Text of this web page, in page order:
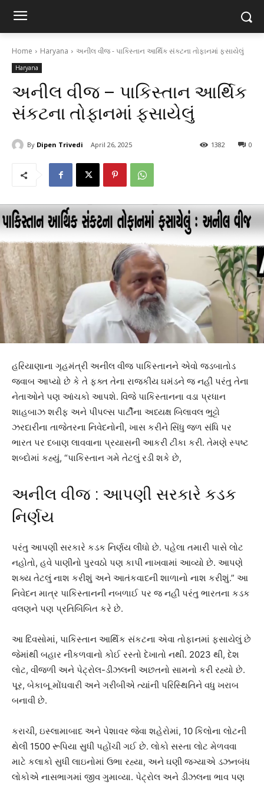
Home Haryana અનીલ વીજ - પાકિસ્તાન આર્થિક સંકટના તોફાનમાં ફસાયેલું
Haryana
અનીલ વીજ – પાકિસ્તાન આર્થિક
સંકટના તોફાનમાં ફસાયેલું
By Dipen Trivedi April 26, 2025 0
1382
હરિયાણાના ગૃહમંત્રી અનીલ વીજ પાકિસ્તાનને એવો જડબાતોડ
જવાબ આપ્યો છે કે તે ફક્ત તેના રાજકીય ઘમંડને જ નહીં પરંતુ તેના
નેતાઓને પણ આંચકો આપશે. વિજે પાકિસ્તાનના વડા પ્રધાન
શાહબાઝ શરીફ અને પીપલ્સ પાર્ટીના અધ્યક્ષ બિલાવલ ભુટ્ટો
ઝરદારીના તાજેતરના નિવેદનોની, ખાસ કરીને સિંધુ જળ સંધિ પર
ભારત પર દબાણ લાવવાના પ્રયાસની આકરી ટીકા કરી. તેમણે સ્પષ્ટ
શબ્દોમાં કહ્યું, “પાકિસ્તાન ગમે તેટલું રડી શકે છે,
અનીલ વીજ : આપણી સરકારે કડક
નિર્ણય
પરંતુ આપણી સરકારે કડક નિર્ણય લીધો છે. પહેલા તમારી પાસે લોટ
નહોતો, હવે પાણીનો પુરવઠો પણ કાપી નાખવામાં આવ્યો છે. આપણે
શક્ય તેટલું નાશ કરીશું અને આતંકવાદની શાળાનો નાશ કરીશું.” આ
નિવેદન માત્ર પાકિસ્તાનની નબળાઈ પર જ નહીં પરંતુ ભારતના કડક
વલણને પણ પ્રતિબિંબિત કરે છે.
આ દિવસોમાં, પાકિસ્તાન આર્થિક સંકટના એવા તોફાનમાં ફસાયેલું છે
જેમાંથી બહાર નીકળવાનો કોઈ રસ્તો દેખાતો નથી. 2023 થી, દેશ
લોટ, વીજળી અને પેટ્રોલ-ડીઝલની અછતનો સામનો કરી રહ્યો છે.
પૂર, બેકાબૂ મોંઘવારી અને ગરીબીએ ત્યાંની પરિસ્થિતિને વધુ ખરાબ
બનાવી છે.
કરાચી, ઇસ્લામાબાદ અને પેશાવર જેવા શહેરોમાં, 10 કિલોના લોટની
થેલી 1500 રૂપિયા સુધી પહોંચી ગઈ છે. લોકો સસ્તા લોટ મેળવવા
માટે કલાકો સુધી લાઇનોમાં ઉભા રહ્યા, અને ઘણી જગ્યાએ ડઝનબંધ
લોકોએ નાસભાગમાં જીવ ગુમાવ્યા. પેટ્રોલ અને ડીઝલના ભાવ પણ